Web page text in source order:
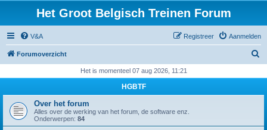
Het Groot Belgisch Treinen Forum
V&A Aanmelden
Registreer
Forumoverzicht
k
Het is momenteel 07 aug 2026, 11:21
HGBTF
Over het forum
Alles over de werking van het forum, de software enz.
Onderwerpen: 84